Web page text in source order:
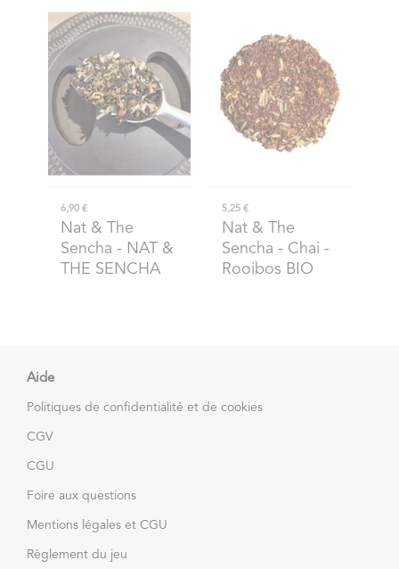
6,90 €
Nat & The
Sencha - NAT &
THE SENCHA
5,25 €
Nat & The
Sencha - Chai -
Rooibos BIO
Aide
Politiques de confidentialité et de cookies
CGV
CGU
Foire aux questions
Mentions légales et CGU
Règlement du jeu